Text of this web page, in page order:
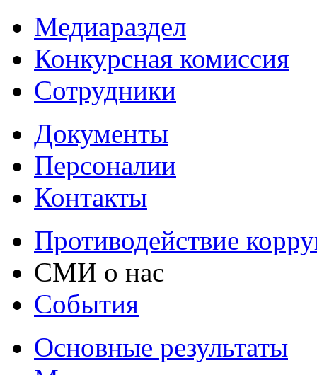
Медиараздел
Конкурсная комиссия
Сотрудники
Документы
Персоналии
Контакты
Противодействие
СМИ о нас
События
Основные результаты